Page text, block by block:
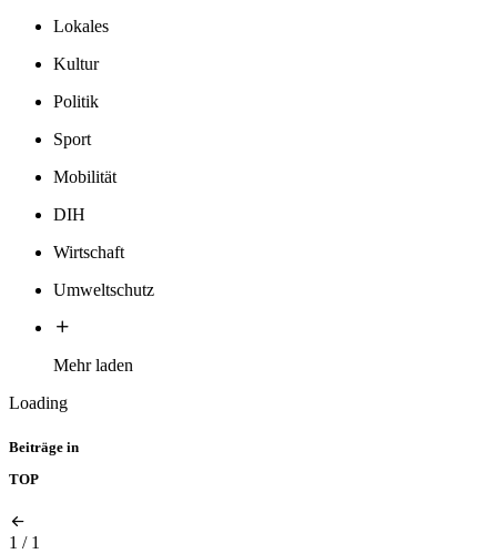
Lokales
Kultur
Politik
Sport
Mobilität
DIH
Wirtschaft
Umweltschutz
Mehr laden
Loading
Beiträge in
TOP
1 / 1